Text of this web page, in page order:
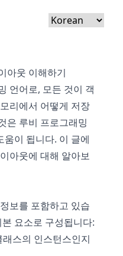
아웃 이해하기
언어로, 모든 것이 객
리에서 어떻게 저장
은 루비 프로그래밍
움이 됩니다. 이 글에
아웃에 대해 알아보
보를 포함하고 있습
요소로 구성됩니다:
스의 인스턴스인지